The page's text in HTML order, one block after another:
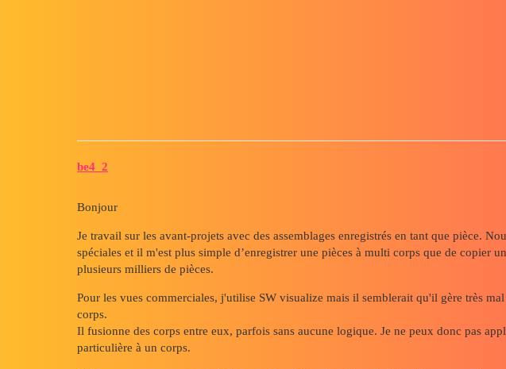
be4_2
Bonjour
Je travail sur les avant-projets avec des assemblages enregistrés en tant que pièce.
spéciales et il m'est plus simple d’enregistrer une pièces à multi corps que de copier
plusieurs milliers de pièces.
Pour les vues commerciales, j'utilise SW visualize mais il semblerait qu'il gère très
corps.
Il fusionne des corps entre eux, parfois sans aucune logique. Je ne peux donc pas
particulière à un corps.